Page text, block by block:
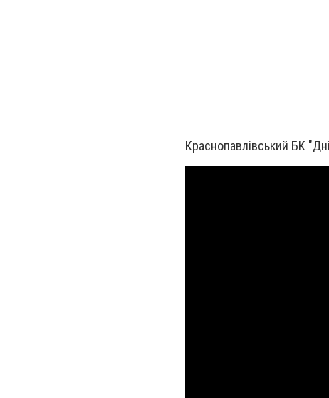
Краснопавлівський БК